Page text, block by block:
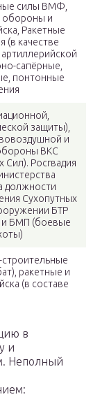
силы ВМФ,
обороны и
Ракетные
(в качестве
сапёрные,
понтонные
защиты),
и
ВКС
Сил). Росгвадия
должности
Сухопутных
БТР
и БМП (боевые
строительные
ракетные и
(в составе
в
и
Неполный